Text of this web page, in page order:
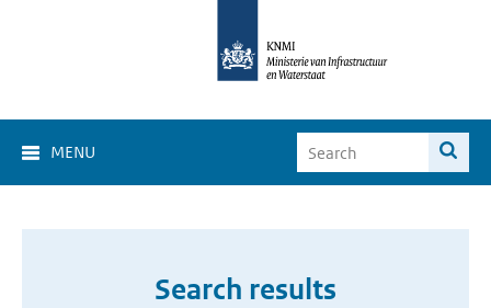
MENU
Search results